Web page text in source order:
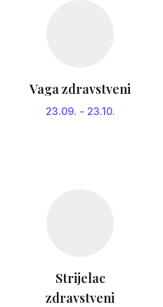
Vaga zdravstveni
23.09. - 23.10.
Strijelac
zdravstveni